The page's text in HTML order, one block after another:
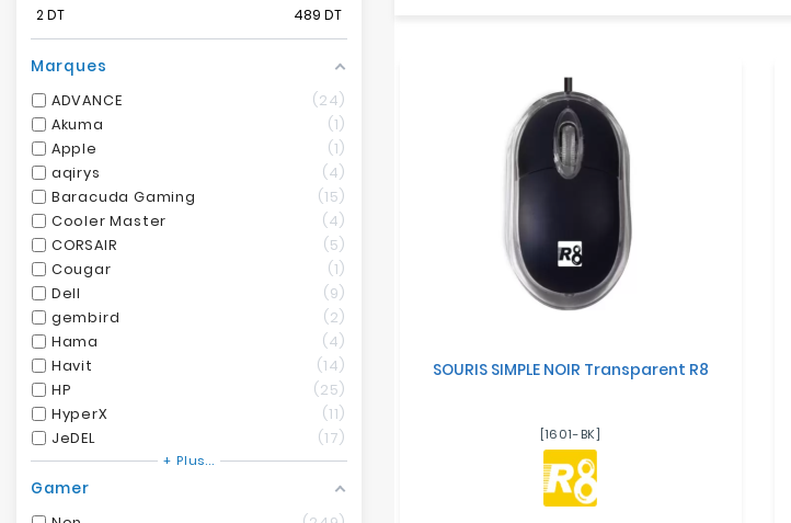
2DT 489 DT
Marques
ADVANCE
24
Akuma
1
Apple
1
aqirys
4
Baracuda Gaming
15
Cooler Master
4
CORSAIR
5
Cougar
1
Dell
9
gembird
2
Hama
4
Havit
14
HP
25
HyperX
11
JeDEL
17
+ Plus...
Gamer
SOURIS SIMPLE NOIR Transparent R8
[1601-BK]